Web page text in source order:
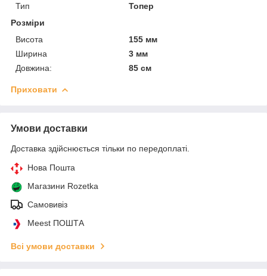
Тип
Топер
Розміри
Висота
155 мм
Ширина
3 мм
Довжина:
85 см
Приховати
Умови доставки
Доставка здійснюється тільки по передоплаті.
Нова Пошта
Магазини Rozetka
Самовивіз
Meest ПОШТА
Всі умови доставки